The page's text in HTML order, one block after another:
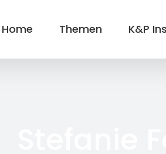
Home Themen K&P